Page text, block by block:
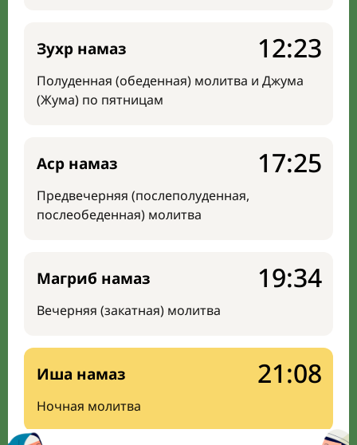
Зухр намаз
Полуденная (обеденная) молитва и Джума
(Жума) по пятницам
12:23
Аср намаз
Предвечерняя (послеполуденная,
послеобеденная) молитва
17:25
Магриб намаз
Вечерняя (закатная) молитва
19:34
Иша намаз
Ночная молитва
21:08